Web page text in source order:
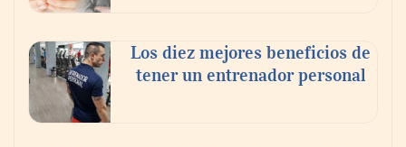
Los diez mejores beneficios de
tener un entrenador personal